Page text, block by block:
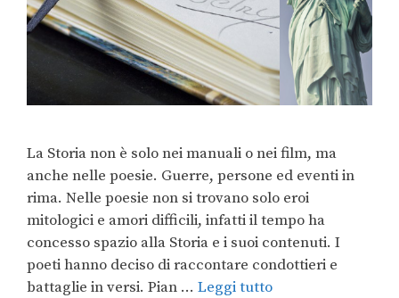
La Storia non è solo nei manuali o nei film, ma
anche nelle poesie. Guerre, persone ed eventi in
rima. Nelle poesie non si trovano solo eroi
mitologici e amori difficili, infatti il tempo ha
concesso spazio alla Storia e i suoi contenuti. I
poeti hanno deciso di raccontare condottieri e
battaglie in versi. Pian … Leggi tutto